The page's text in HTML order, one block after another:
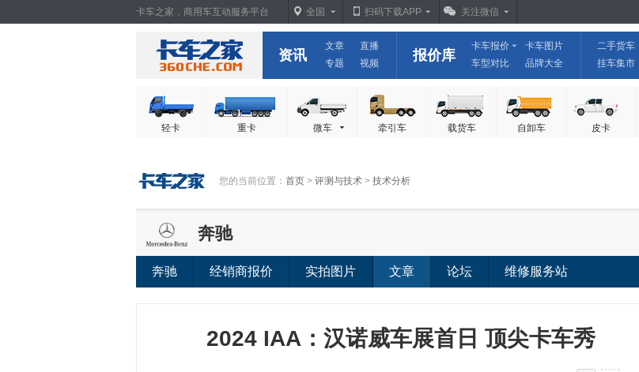
卡车之家，商用车互动服务平台 全国 扫码下载APP 关注微信
资讯
文章
直播
专题
视频 报价库
卡车报价
卡车图片
车型对比
品牌大全
二手货车
挂车集市
轻卡 重卡 微车 牵引车 载货车 自卸车 皮卡
您的当前位置： 首页 > 评测与技术 > 技术分析
奔驰
奔驰 经销商报价 实拍图片 文章 论坛 维修服务站
2024 IAA：汉诺威车展首日 顶尖卡车秀